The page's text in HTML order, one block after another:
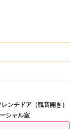
レンチドア（観音開き）
シャル室